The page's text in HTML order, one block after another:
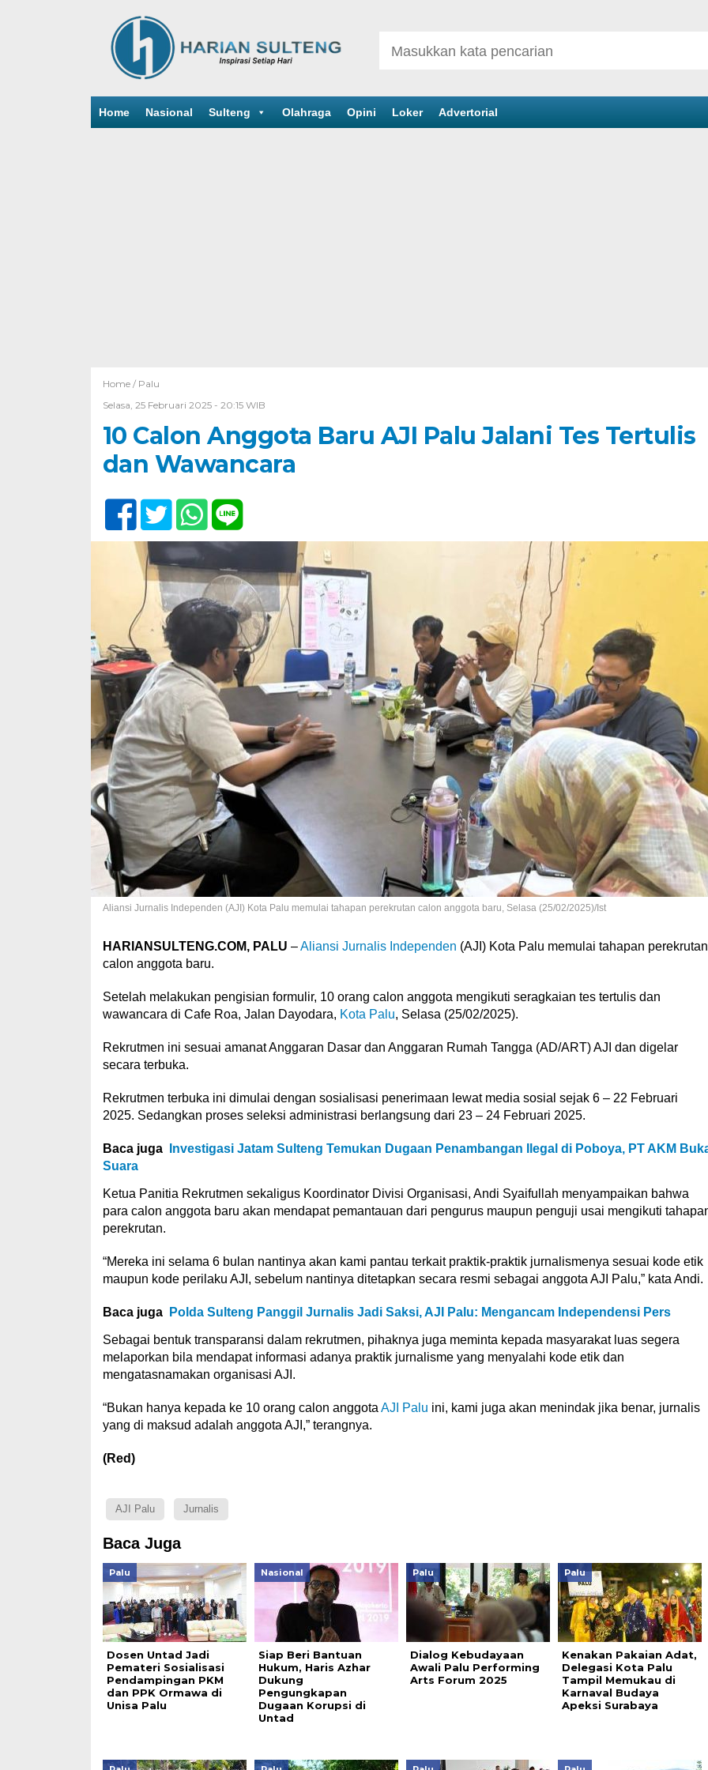
Home Nasional Sulteng Olahraga Opini Loker Advertorial
Home / Palu
Selasa, 25 Februari 2025 - 20:15 WIB
10 Calon Anggota Baru AJI Palu Jalani Tes Tertulis
dan Wawancara
Aliansi Jurnalis Independen (AJI) Kota Palu memulai tahapan perekrutan calon anggota baru, Selasa (25/02/2025)/Ist
HARIANSULTENG.COM, PALU –Aliansi Jurnalis Independen (AJI) Kota Palu memulai tahapan perekrutan
calon anggota baru.
Setelah melakukan pengisian formulir, 10 orang calon anggota mengikuti seragkaian tes tertulis dan
wawancara di Cafe Roa, Jalan Dayodara, Kota Palu, Selasa (25/02/2025).
Rekrutmen ini sesuai amanat Anggaran Dasar dan Anggaran Rumah Tangga (AD/ART) AJI dan digelar
secara terbuka.
Rekrutmen terbuka ini dimulai dengan sosialisasi penerimaan lewat media sosial sejak 6 – 22 Februari
2025. Sedangkan proses seleksi administrasi berlangsung dari 23 – 24 Februari 2025.
Baca juga
Investigasi Jatam Sulteng Temukan Dugaan Penambangan Ilegal di Poboya, PT AKM
Suara
Ketua Panitia Rekrutmen sekaligus Koordinator Divisi Organisasi, Andi Syaifullah menyampaikan bahwa
para calon anggota baru akan mendapat pemantauan dari pengurus maupun penguji usai mengikuti
perekrutan.
“Mereka ini selama 6 bulan nantinya akan kami pantau terkait praktik-praktik jurnalismenya sesuai kode etik
maupun kode perilaku AJI, sebelum nantinya ditetapkan secara resmi sebagai anggota AJI Palu,” kata Andi.
Baca juga Polda Sulteng Panggil Jurnalis Jadi Saksi, AJI Palu: Mengancam Independensi Pers
Sebagai bentuk transparansi dalam rekrutmen, pihaknya juga meminta kepada masyarakat luas segera
melaporkan bila mendapat informasi adanya praktik jurnalisme yang menyalahi kode etik dan
mengatasnamakan organisasi AJI.
“Bukan hanya kepada ke 10 orang calon anggota AJI Palu ini, kami juga akan menindak jika benar, jurnalis
yang di maksud adalah anggota AJI,” terangnya.
(Red)
AJI Palu Jurnalis
Baca Juga
Palu
Dosen Untad Jadi
Pemateri Sosialisasi
Pendampingan PKM
dan PPK Ormawa di
Unisa Palu
Nasional
Siap Beri Bantuan
Hukum, Haris Azhar
Dukung
Pengungkapan
Dugaan Korupsi di
Untad
Palu
Dialog Kebudayaan
Awali Palu Performing
Arts Forum 2025
Palu
Kenakan Pakaian Adat,
Delegasi Kota Palu
Tampil Memukau di
Karnaval Budaya
Apeksi Surabaya